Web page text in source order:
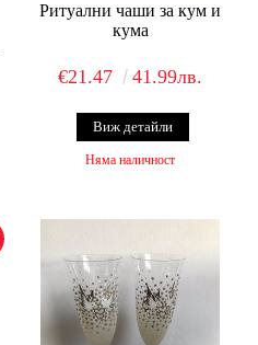
Ритуални чаши за кум и
кума
€21.47 41.99лв.
Виж детайли
Няма наличност